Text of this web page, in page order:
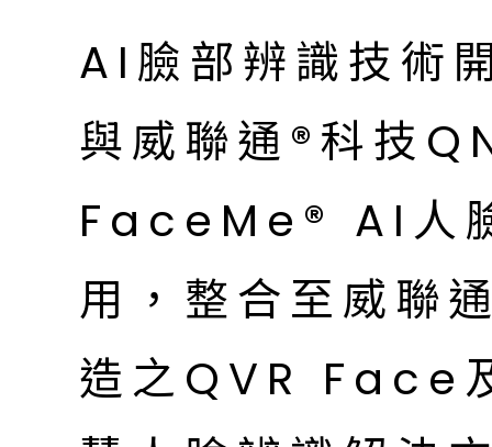
AI臉部辨識技術
與威聯通®科技
FaceMe® AI人
用，整合至威聯
造之QVR Face